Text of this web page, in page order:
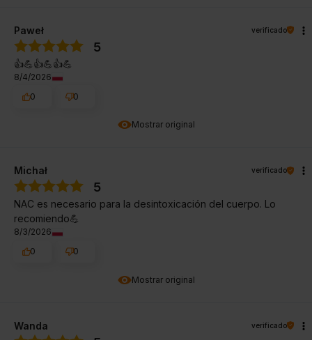
Mostrar original
Paweł verificado
5
👍️💪👍️💪👍️💪
8/4/2026
0
0
Mostrar original
Michał verificado
5
NAC es necesario para la desintoxicación del cuerpo. Lo
recomiendo💪
8/3/2026
0
0
Wanda verificado